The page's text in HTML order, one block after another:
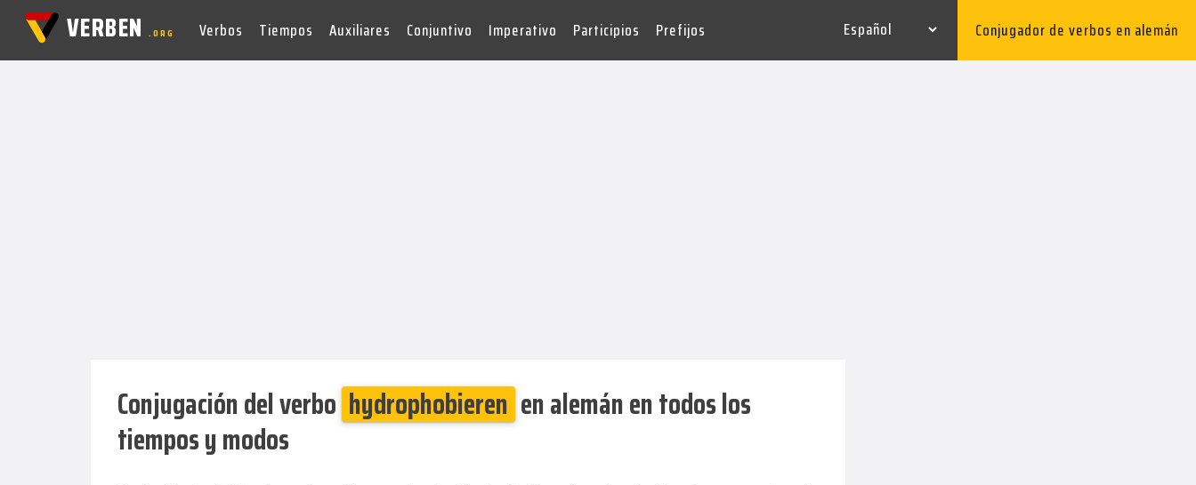
VERBEN.ORG Verbos Tiempos Auxiliares Conjuntivo Imperativo Participios Prefijos Conjugador de verbos en alemán
Conjugación del verbo hydrophobieren en alemán en todos los
tiempos y modos